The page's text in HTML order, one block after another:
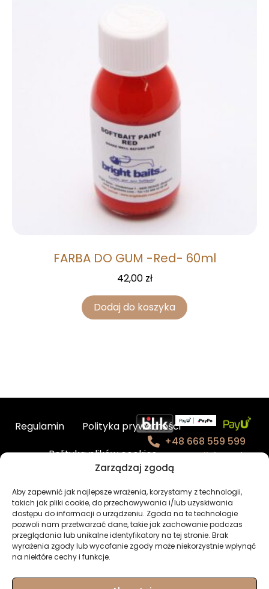
Zarządzaj zgodą
Aby zapewnić jak najlepsze wrażenia, korzystamy z technologii,
takich jak pliki cookie, do przechowywania i/lub uzyskiwania
dostępu do informacji o urządzeniu. Zgoda na te technologie
pozwoli nam przetwarzać dane, takie jak zachowanie podczas
przeglądania lub unikalne identyfikatory na tej stronie. Brak
wyrażenia zgody lub wycofanie zgody może niekorzystnie wpłynąć
na niektóre cechy i funkcje.
FARBA DO GUM -Red- 60ml
42,00 zł
Dodaj do koszyka
Regulamin
Polityka prywatności
Polityka plików cookies
BHP – charakterystyka produktów
Newsletter
Moje konto
+48 668 559 599
contact@fishmade.e